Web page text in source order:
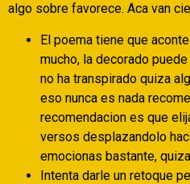
algo sobre favorece. Aca van
El poema tiene que
mucho, la decorado
no ha transpirado quiza
eso nunca es nada
recomendacion es que
versos desplazandolo
emocionas bastante,
Intenta darle un retoque